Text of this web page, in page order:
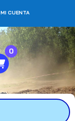
MI CUENTA
0